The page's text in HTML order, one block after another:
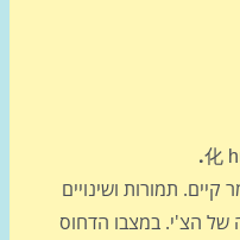
ושינויים
במצבו הדחוס